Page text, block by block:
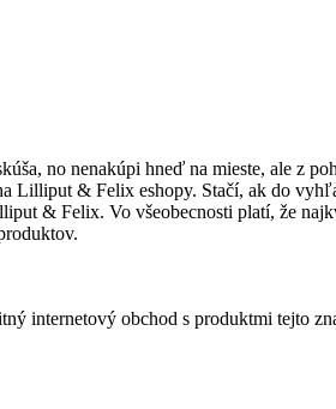
no nenakúpi hneď na mieste, ale z
Lilliput & Felix eshopy. Stačí, ak do
& Felix. Vo všeobecnosti platí, že
internetový obchod s produktmi tejto